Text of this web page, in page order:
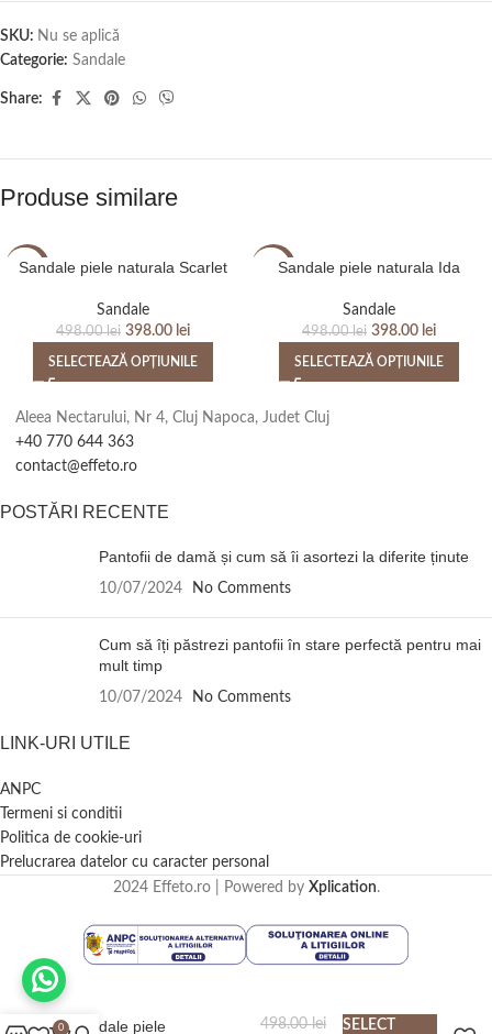
SKU: Nu se aplică
Categorie: Sandale
Share:
Produse similare
-20%
Sandale piele naturala Scarlet
Sandale
498.00lei 398.00 lei
SELECTEAZĂ OPȚIUNILE
-20%Sandale piele naturala Ida
Sandale
498.00lei 398.00 lei
SELECTEAZĂ OPȚIUNILE
Aleea Nectarului, Nr 4, Cluj Napoca, Judet Cluj
+40 770 644 363
contact@effeto.ro
POSTĂRI RECENTE
Pantofii de damă și cum să îi asortezi la diferite ținute
10/07/2024 No Comments
Cum să îți păstrezi pantofii în stare perfectă pentru mai
mult timp
10/07/2024 No Comments
LINK-URI UTILE
ANPC
Termeni si conditii
Politica de cookie-uri
Prelucrarea datelor cu caracter personal
2024 Effeto.ro | Powered by Xplication.
Sandale piele 498.00lei SELECT
0